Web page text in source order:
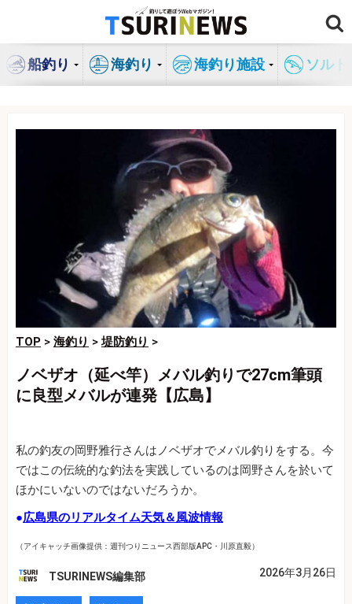
ン
船釣り 海釣り 海釣り施設 ソル
TOP > 海釣り >堤防釣り >
ノベザオ（延べ竿）メバル釣りで27cm筆頭
に良型メバルが連発【広島】
私の釣友の岡野雅行さんはノベザオでメバル釣りをする。今
ではこの伝統的な釣法を実践しているのは岡野さんを於いて
ほかにいないのではないだろうか。
●広島県のリアルタイム天気＆風波情報
（アイキャッチ画像提供：週刊つりニュース西部版APC・川原直毅）
TSURINEWS編集部 2026年3月26日